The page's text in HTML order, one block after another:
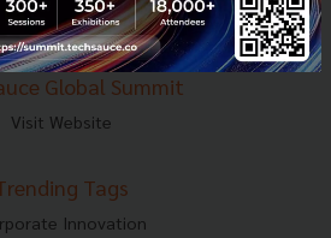
ส่งบทความ
Global Summit
Visit Website
Tags
Innovation